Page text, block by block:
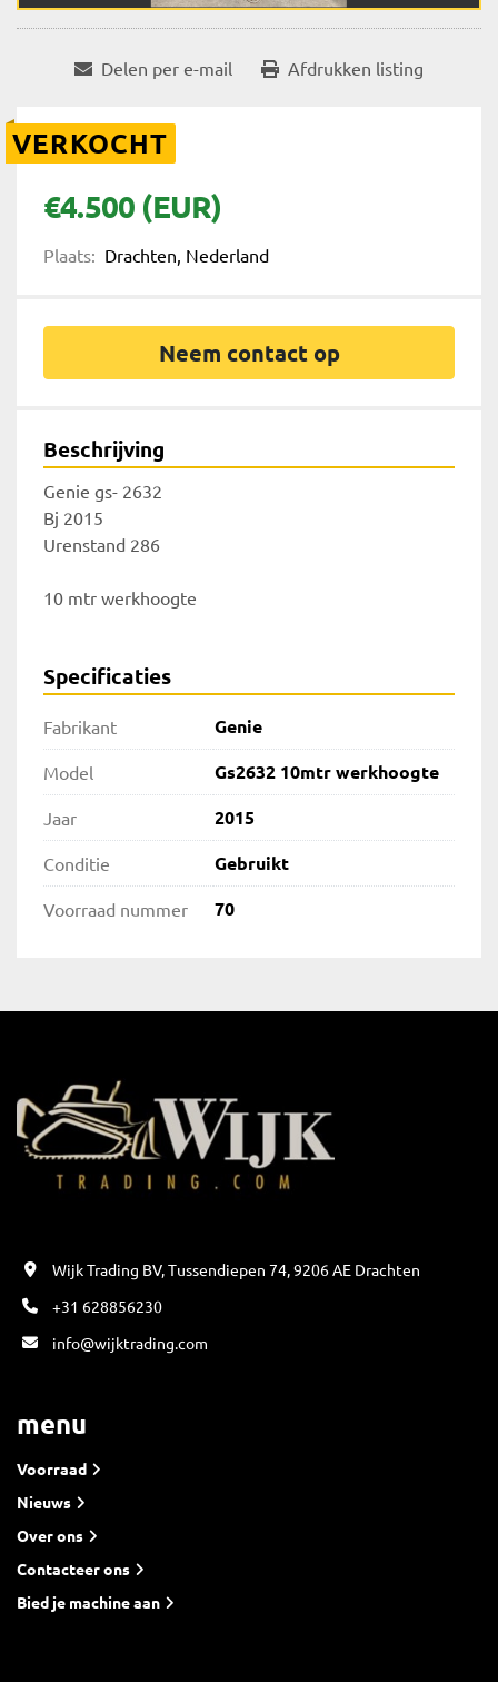
Delen per e-mail Afdrukken listing
VERKOCHT
€4.500 (EUR)
Plaats: Drachten, Nederland
Neem contact op
Beschrijving
Genie gs- 2632
Bj 2015
Urenstand 286
10 mtr werkhoogte
Specificaties
Fabrikant Genie
Model Gs2632 10mtr werkhoogte
Jaar 2015
Conditie Gebruikt
Voorraad nummer 70
Wijk Trading BV, Tussendiepen 74, 9206 AE Drachten
+31 628856230
info@wijktrading.com
menu
Voorraad
Nieuws
Over ons
Contacteer ons
Bied je machine aan